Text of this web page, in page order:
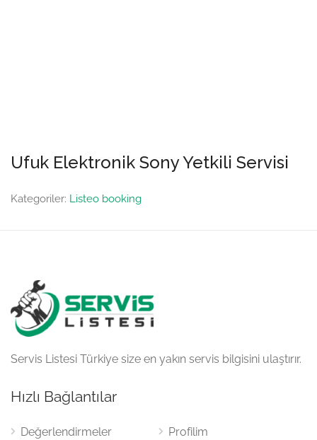
Ufuk Elektronik Sony Yetkili Servisi
Kategoriler: Listeo booking
Servis Listesi Türkiye size en yakın servis bilgisini ulaştırır.
Hızlı Bağlantılar
Değerlendirmeler Profilim